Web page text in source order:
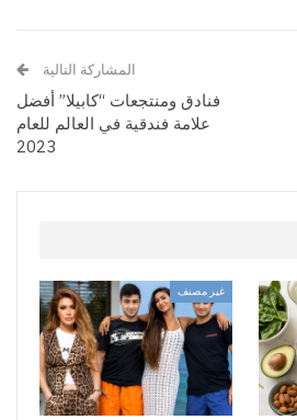
المشاركة التالية
فنادق ومنتجعات “كابيلا” أفضل
علامة فندقية في العالم للعام
2023
غير مصنف